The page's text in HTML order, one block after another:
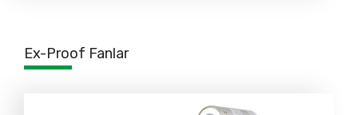
Ex-Proof Fanlar